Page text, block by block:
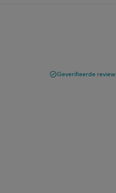
Geverifieerde review